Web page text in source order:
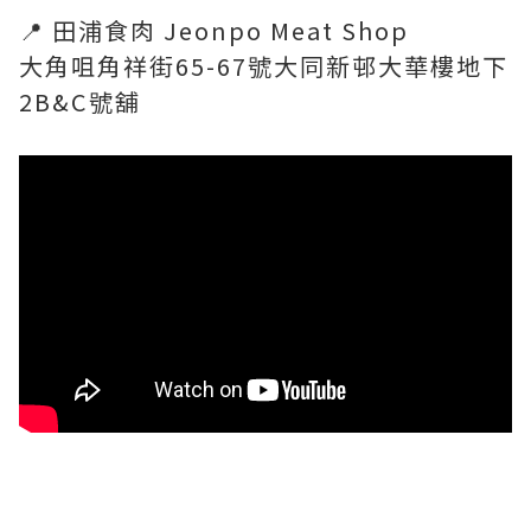
📍 田浦食肉 Jeonpo Meat Shop
大角咀角祥街65-67號大同新邨大華樓地下
2B&C號舖